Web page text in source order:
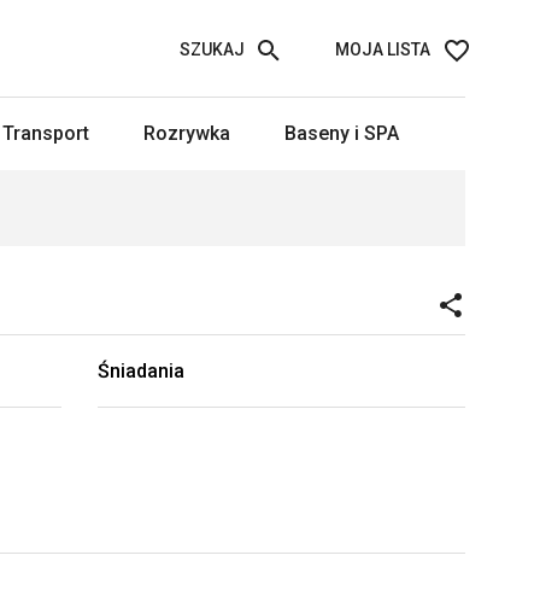
MOJA LISTA
SZUKAJ
Transport Rozrywka Baseny i SPA
Śniadania